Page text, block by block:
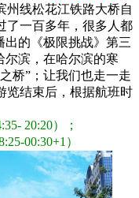
州线松花江铁路大桥自
了一百多年，很多人都
出的《极限挑战》第三
尔滨，在哈尔滨的寒
桥”；让我们也走一走
览结束后，根据航班时
20:20）；
00:30+1）